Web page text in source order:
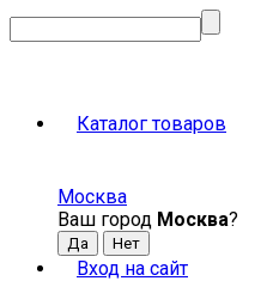
Каталог товаров
Москва
Ваш город Москва?
Вход на сайт